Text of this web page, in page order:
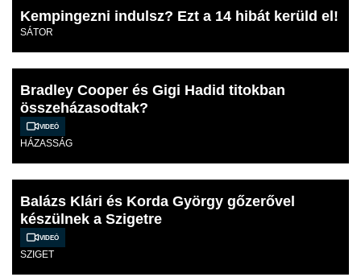
Kempingezni indulsz? Ezt a 14 hibát kerüld el!
SÁTOR
Bradley Cooper és Gigi Hadid titokban
összeházasodtak?
Videó
HÁZASSÁG
Balázs Klári és Korda György gőzerővel
készülnek a Szigetre
Videó
SZIGET